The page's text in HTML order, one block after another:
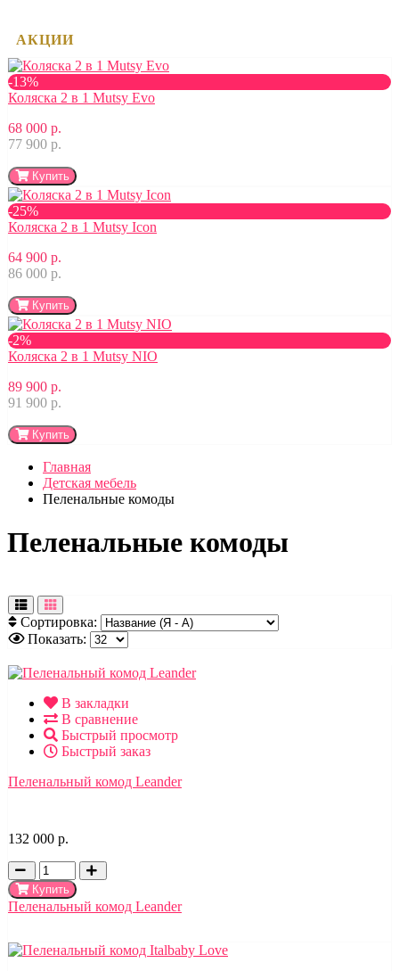
АКЦИИ
-13%
Коляска 2 в 1 Mutsy Evo
68 000 р.
77 900 р.
Купить
-25%
Коляска 2 в 1 Mutsy Icon
64 900 р.
86 000 р.
Купить
-2%
Коляска 2 в 1 Mutsy NIO
89 900 р.
91 900 р.
Купить
Главная
Детская мебель
Пеленальные комоды
Пеленальные комоды
Сортировка:
Показать:
В закладки
В сравнение
Быстрый просмотр
Быстрый заказ
Пеленальный комод Leander
132 000 р.
Купить
Пеленальный комод Leander